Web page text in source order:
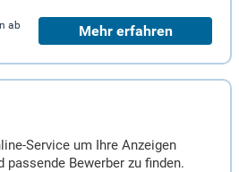
ab
Mehr erfahren
Service um Ihre Anzeigen
Bewerber zu finden.